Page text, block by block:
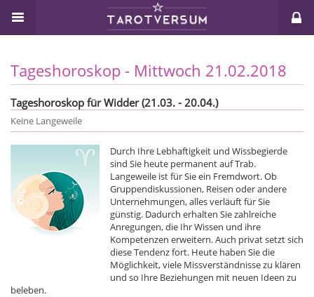
Tageshoroskop - Mittwoch 21.02.2018
Tageshoroskop für Widder (21.03. - 20.04.)
Keine Langeweile
Durch Ihre Lebhaftigkeit und Wissbegierde
sind Sie heute permanent auf Trab.
Langeweile ist für Sie ein Fremdwort. Ob
Gruppendiskussionen, Reisen oder andere
Unternehmungen, alles verläuft für Sie
günstig. Dadurch erhalten Sie zahlreiche
Anregungen, die Ihr Wissen und ihre
Kompetenzen erweitern. Auch privat setzt sich
diese Tendenz fort. Heute haben Sie die
Möglichkeit, viele Missverständnisse zu klären
und so Ihre Beziehungen mit neuen Ideen zu
beleben.